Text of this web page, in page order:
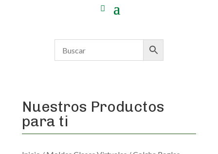
Nuestros Productos
para ti